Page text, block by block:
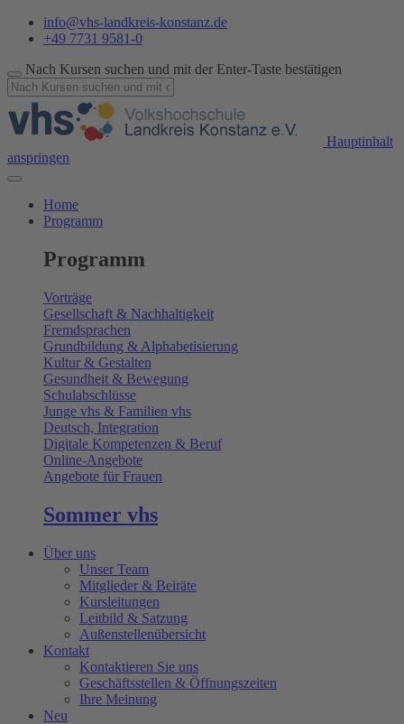
info@vhs-landkreis-konstanz.de
+49 7731 9581-0
Nach Kursen suchen und mit der Enter-Taste bestätigen
Hauptinhalt
anspringen
Home
Programm
Programm
Vorträge
Gesellschaft & Nachhaltigkeit
Fremdsprachen
Grundbildung & Alphabetisierung
Kultur & Gestalten
Gesundheit & Bewegung
Schulabschlüsse
Junge vhs & Familien vhs
Deutsch, Integration
Digitale Kompetenzen & Beruf
Online-Angebote
Angebote für Frauen
Sommer vhs
Über uns
Unser Team
Mitglieder & Beiräte
Kursleitungen
Leitbild & Satzung
Außenstellenübersicht
Kontakt
Kontaktieren Sie uns
Geschäftsstellen & Öffnungszeiten
Ihre Meinung
Neu